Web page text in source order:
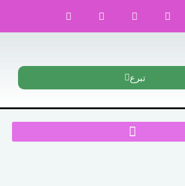
تبرع